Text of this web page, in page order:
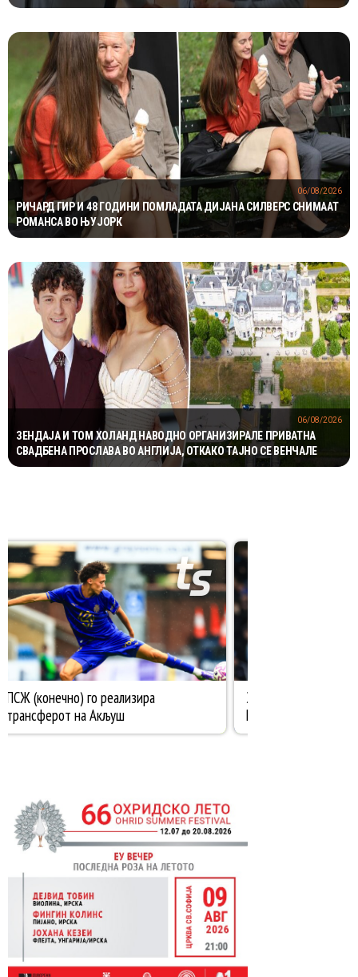
РИЧАРД ГИР И 48 ГОДИНИ ПОМЛАДАТА ДИЈАНА СИЛВЕРС СНИМААТ
РОМАНСА ВО ЊУЈОРК
06/08/2026
ЗЕНДАЈА И ТОМ ХОЛАНД НАВОДНО ОРГАНИЗИРАЛЕ ПРИВАТНА
СВАДБЕНА ПРОСЛАВА ВО АНГЛИЈА, ОТКАКО ТАЈНО СЕ ВЕНЧАЛЕ
06/08/2026